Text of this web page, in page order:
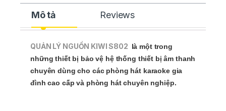
Mô tả Reviews
QUẢN LÝ NGUỒN KIWI S802 là một trong
những thiết bị bảo vệ hệ thống thiết bị âm thanh
chuyên dùng cho các phòng hát karaoke gia
đình cao cấp và phòng hát chuyên nghiệp.